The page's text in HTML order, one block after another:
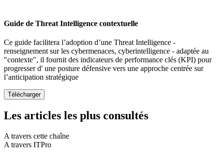
Guide de Threat Intelligence contextuelle
Ce guide facilitera l’adoption d’une Threat Intelligence -
renseignement sur les cybermenaces, cyberintelligence - adaptée au
"contexte", il fournit des indicateurs de performance clés (KPI) pour
progresser d' une posture défensive vers une approche centrée sur
l’anticipation stratégique
Les articles les plus consultés
A travers cette chaîne
A travers ITPro